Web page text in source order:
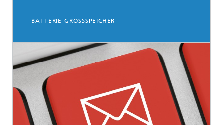
BATTERIE-GROSSSPEICHER